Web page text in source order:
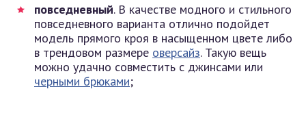
повседневный. В качестве модного и стильного
повседневного варианта отлично подойдет
модель прямого кроя в насыщенном цвете либо
в трендовом размере оверсайз. Такую вещь
можно удачно совместить с джинсами или
черными брюками;